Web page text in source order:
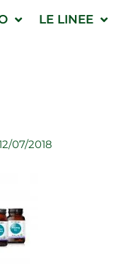
LE LINEE
07/2018